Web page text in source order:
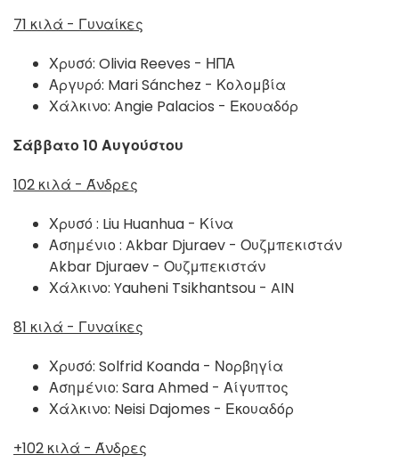
71 κιλά - Γυναίκες
Χρυσό: Olivia Reeves - ΗΠΑ
Αργυρό: Mari Sánchez - Κολομβία
Χάλκινο: Angie Palacios - Εκουαδόρ
Σάββατο 10 Αυγούστου
102 κιλά - Άνδρες
Χρυσό : Liu Huanhua - Κίνα
Ασημένιο : Akbar Djuraev - Ουζμπεκιστάν
Akbar Djuraev - Ουζμπεκιστάν
Χάλκινο: Yauheni Tsikhantsou - AIN
81 κιλά - Γυναίκες
Χρυσό: Solfrid Koanda - Νορβηγία
Ασημένιο: Sara Ahmed - Αίγυπτος
Χάλκινο: Neisi Dajomes - Εκουαδόρ
+102 κιλά - Άνδρες